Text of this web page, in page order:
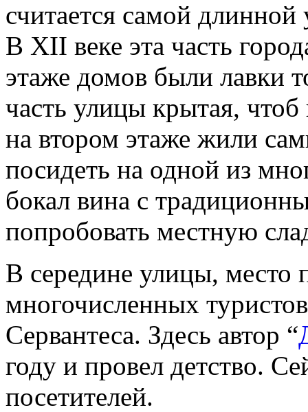
считается самой
В XII веке эта часть
этаже домов были лавки
часть улицы крытая,
на втором этаже жили
посидеть на одной из
бокал вина с
попробовать местную
В середине улицы, место
многочисленных
Сервантеса. Здесь автор “
году и провел детство.
посетителей.